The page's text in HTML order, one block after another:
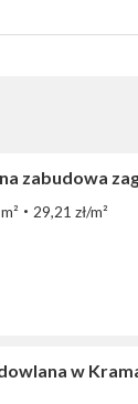
zabudowa
29,21 zł/m²
w